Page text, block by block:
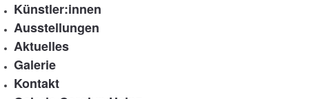
Künstler:innen
Ausstellungen
Aktuelles
Galerie
Kontakt